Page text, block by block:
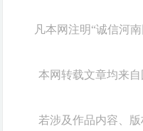
凡本网注明“诚信河南
本网转载文章均来
若涉及作品内容、版